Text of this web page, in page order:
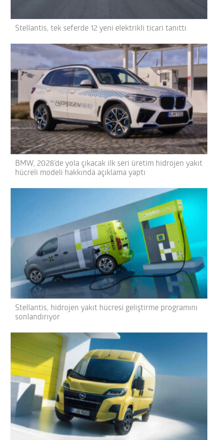
Stellantis, tek seferde 12 yeni elektrikli ticari tanıttı
BMW, 2028’de yola çıkacak ilk seri üretim hidrojen yakıt
hücreli modeli hakkında açıklama yaptı
Stellantis, hidrojen yakıt hücresi geliştirme programını
sonlandırıyor